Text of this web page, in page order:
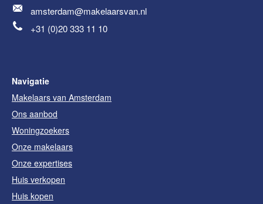
amsterdam@makelaarsvan.nl
+31 (0)20 333 11 10
Navigatie
Makelaars van Amsterdam
Ons aanbod
Woningzoekers
Onze makelaars
Onze expertises
Huis verkopen
Huis kopen